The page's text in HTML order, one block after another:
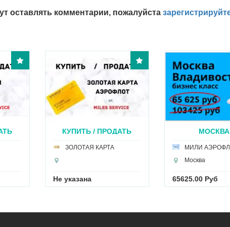
оставлять комментарии, пожалуйста
КУПИТЬ / ПРОДАТЬ
ЗОЛОТАЯ КАРТА
Не указана
МОСКВА
МИЛИ
Москва
65625.00 Руб